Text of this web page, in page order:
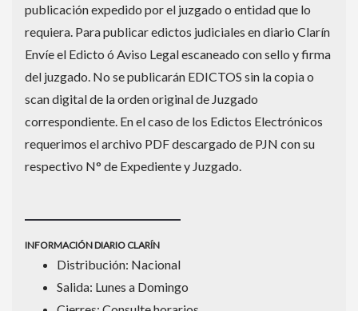
publicación expedido por el juzgado o entidad que lo
requiera. Para publicar edictos judiciales en diario Clarín
Envíe el Edicto ó Aviso Legal escaneado con sello y firma
del juzgado. No se publicarán EDICTOS sin la copia o
scan digital de la orden original de Juzgado
correspondiente. En el caso de los Edictos Electrónicos
requerimos el archivo PDF descargado de PJN con su
respectivo N° de Expediente y Juzgado.
INFORMACIÓN DIARIO CLARÍN
Distribución: Nacional
Salida: Lunes a Domingo